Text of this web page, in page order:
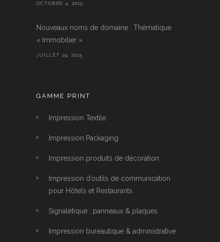
OCTOBRE 4, 2015
Nouveaux noms de domaine : Thématique
« Immobilier »
JUILLET 29, 2015
GAMME PRINT
Impression Textile
Impression Packaging
Impression produits de décoration
Impression d’outils de communication
pour Hôtels et Restaurants
Signalétique : panneaux & plaques
Impression bureautique & administrative